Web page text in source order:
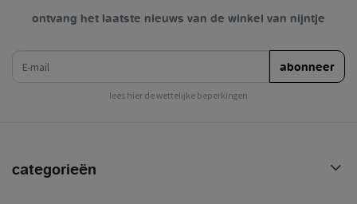
ontvang het laatste nieuws van de winkel van nijntje
abonneer
lees hier de wettelijke beperkingen
categorieën